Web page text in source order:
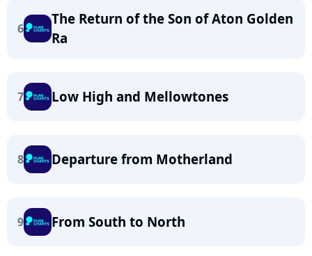
6
The Return of the Son of Aton Golden
Ra
7 Low High and Mellowtones
8 Departure from Motherland
9 From South to North